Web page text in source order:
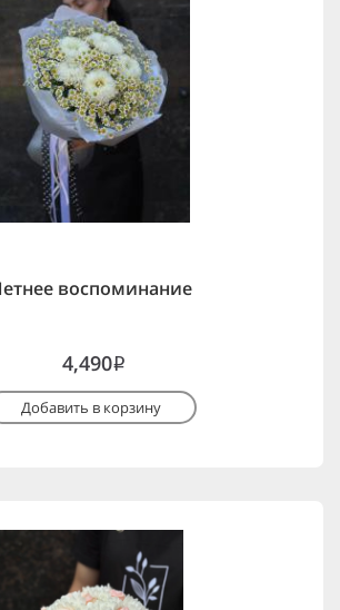
воспоминание
4,490i
Добавить в корзину